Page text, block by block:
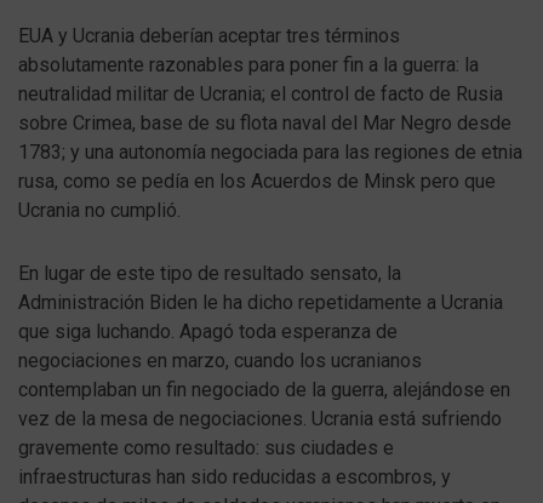
EUA y Ucrania deberían aceptar tres términos
absolutamente razonables para poner fin a la guerra: la
neutralidad militar de Ucrania; el control de facto de Rusia
sobre Crimea, base de su flota naval del Mar Negro desde
1783; y una autonomía negociada para las regiones de etnia
rusa, como se pedía en los Acuerdos de Minsk pero que
Ucrania no cumplió.
En lugar de este tipo de resultado sensato, la
Administración Biden le ha dicho repetidamente a Ucrania
que siga luchando. Apagó toda esperanza de
negociaciones en marzo, cuando los ucranianos
contemplaban un fin negociado de la guerra, alejándose en
vez de la mesa de negociaciones. Ucrania está sufriendo
gravemente como resultado: sus ciudades e
infraestructuras han sido reducidas a escombros, y